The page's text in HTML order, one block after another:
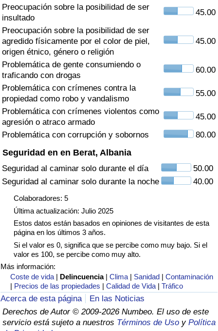
Preocupación sobre la posibilidad de ser
insultado
45.00
Preocupación sobre la posibilidad de ser
agredido físicamente por el color de piel,
origen étnico, género o religión
45.00
Problemática de gente consumiendo o
traficando con drogas
60.00
Problemática con crímenes contra la
propiedad como robo y vandalismo
55.00
Problemática con crímenes violentos como
agresión o atraco armado
45.00
Problemática con corrupción y sobornos
80.00
Seguridad en en Berat, Albania
Seguridad al caminar solo durante el día
50.00
Seguridad al caminar solo durante la noche
40.00
Colaboradores: 5
Última actualización: Julio 2025
Estos datos están basados en opiniones de visitantes de esta
página en los últimos 3 años.
Si el valor es 0, significa que se percibe como muy bajo. Si el
valor es 100, se percibe como muy alto.
Más información:
Coste de vida | Delincuencia |Clima | Sanidad |Contaminación
| Precios de las propiedades |Calidad de Vida |Tráfico
Acerca de esta página
En las Noticias
Derechos de Autor © 2009-2026 Numbeo. El uso de este
servicio está sujeto a nuestros Términos de Uso y Política
Contaminación
Índice de Contaminación (Actual)
Índice de contaminación
Índice de Contaminación por País
Tráfico
Índice de Tráfico
Índice de Tráfico (Actual)
Índice de Tráfico por País